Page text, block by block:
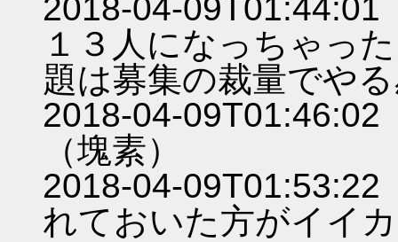
2018-04-
１３人になっちゃっ
題は募集の裁量でや
2018-04-
（塊素）
2018-04-
れておいた方がイイ